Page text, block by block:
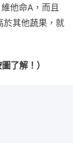
他命A，而且
於其他蔬果，就
了解！）